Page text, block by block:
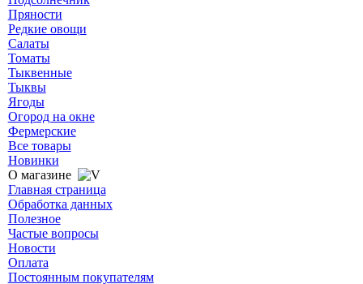
Пряности
Редкие овощи
Салаты
Томаты
Тыквенные
Тыквы
Ягоды
Огород на окне
Фермерские
Все товары
Новинки
О магазине
Главная страница
Обработка данных
Полезное
Частые вопросы
Новости
Оплата
Постоянным покупателям